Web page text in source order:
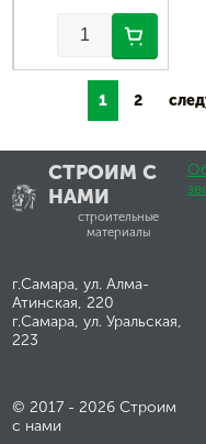
1 2
СТРОИМ С
НАМИ
строительные
материалы
г.Самара, ул. Алма-
Атинская, 220
г.Самара, ул. Уральская,
223
© 2017 - 2026 Строим
с нами